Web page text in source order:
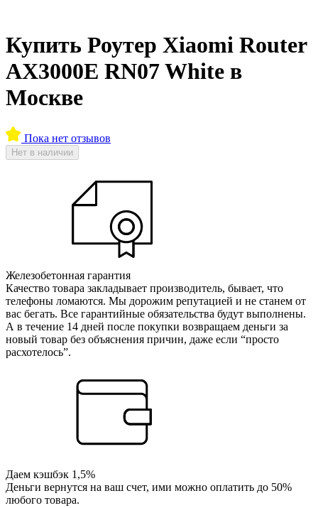
Купить Роутер Xiaomi Router
AX3000E RN07 White в
Москве
Пока нет отзывов
Нет в наличии
Железобетонная гарантия
Качество товара закладывает производитель, бывает, что
телефоны ломаются. Мы дорожим репутацией и не станем от
вас бегать. Все гарантийные обязательства будут выполнены.
А в течение 14 дней после покупки возвращаем деньги за
новый товар без объяснения причин, даже если “просто
расхотелось”.
Даем кэшбэк 1,5%
Деньги вернутся на ваш счет, ими можно оплатить до 50%
любого товара.